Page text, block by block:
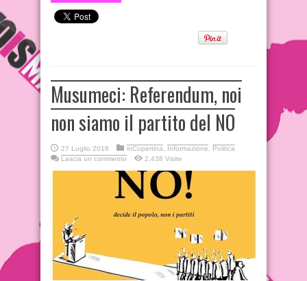
Musumeci: Referendum, noi
non siamo il partito del NO
27 Luglio 2016 inCopertina Informazione
Politica
Lascia un commento
2,438 Visite